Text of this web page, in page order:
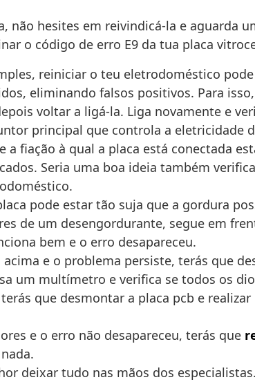
hesites em reivindicá-la e aguarda
o código de erro E9 da tua placa
reiniciar o teu eletrodoméstico
eliminando falsos positivos. Para
voltar a ligá-la. Liga novamente e
principal que controla a eletricidade
a fiação à qual a placa está conectada
Seria uma boa ideia também
pode estar tão suja que a gordura
de um desengordurante, segue em
bem e o erro desapareceu.
e o problema persiste, terás que
um multímetro e verifica se todos os
que desmontar a placa pcb e
e o erro não desapareceu, terás que
deixar tudo nas mãos dos